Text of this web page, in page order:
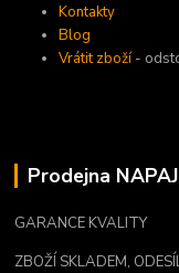
Kontakty
Blog
Vrátit zboží-
Prodejna
GARANCE KVALITY
ZBOŽÍ SKLADEM,